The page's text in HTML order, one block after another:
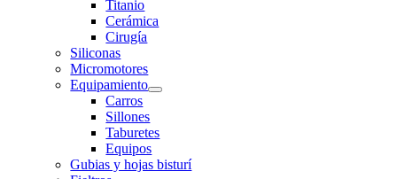
Titanio
Cerámica
Cirugía
Siliconas
Micromotores
Equipamiento
Carros
Sillones
Taburetes
Equipos
Gubias y hojas bisturí